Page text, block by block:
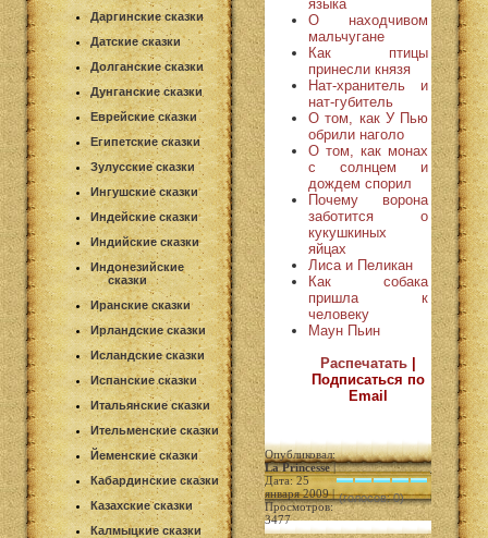
Даргинские сказки
Датские сказки
Долганские сказки
Дунганские сказки
Еврейские сказки
Египетские сказки
Зулусские сказки
Ингушские сказки
Индейские сказки
Индийские сказки
Индонезийские
сказки
Иранские сказки
Ирландские сказки
Исландские сказки
Испанские сказки
Итальянские сказки
Ительменские сказки
Йеменские сказки
Кабардинские сказки
Казахские сказки
Калмыцкие сказки
языка
О находчивом
мальчугане
Как птицы
принесли князя
Нат-хранитель и
нат-губитель
О том, как У Пью
обрили наголо
О том, как монах
с солнцем и
дождем спорил
Почему ворона
заботится о
кукушкиных
яйцах
Лиса и Пеликан
Как собака
пришла к
человеку
Маун Пьин
Распечатать
Подписаться по
Email
Опубликовал:
La Princesse|
Дата: 25
января 2009 |
Просмотров:
3477
(голосов: 0)